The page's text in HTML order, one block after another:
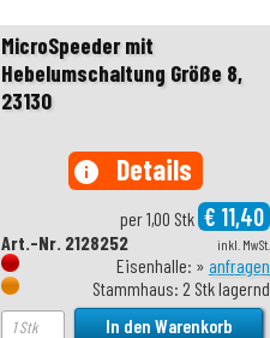
MicroSpeeder mit
Hebelumschaltung Größe 8,
23130
info Details
per 1,00 Stk € 11,40
inkl. MwSt.
Art.-Nr. 2128252
Eisenhalle: » anfragen
Stammhaus: 2 Stk lagernd